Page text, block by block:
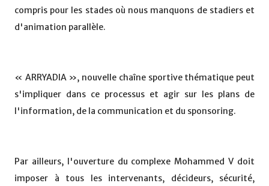
compris pour les stades où nous manquons de stadiers et
d'animation parallèle.
« ARRYADIA », nouvelle chaîne sportive thématique peut
s'impliquer dans ce processus et agir sur les plans de
l'information, de la communication et du sponsoring.
Par ailleurs, l'ouverture du complexe Mohammed V doit
imposer à tous les intervenants, décideurs, sécurité,